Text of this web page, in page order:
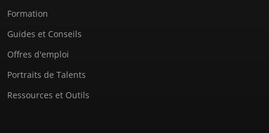
Formation
Guides et Conseils
Offres d'emploi
Portraits de Talents
Ressources et Outils